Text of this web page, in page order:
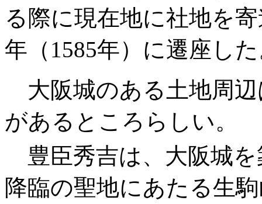
る際に現在地に社地を
年（1585年）に遷座し
大阪城のある土地周
があるところらしい。
豊臣秀吉は、大阪城を
降臨の聖地にあたる生